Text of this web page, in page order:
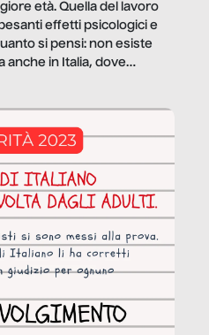
età. Quella del lavoro
effetti psicologici e
si pensi: non esiste
anche in Italia, dove